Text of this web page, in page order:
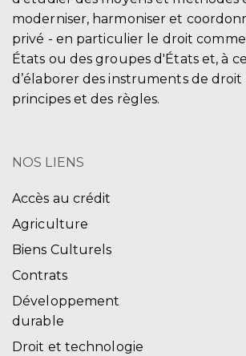
moderniser, harmoniser et
privé - en particulier le droit
États ou des groupes d'États et, à
d’élaborer des instruments de
principes et des règles.
NOS LIENS
Accès au crédit
Agriculture
Biens Culturels
Contrats
Développement
durable
Droit et technologie